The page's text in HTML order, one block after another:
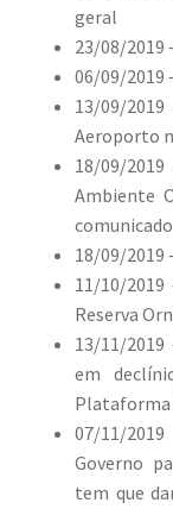
geral
23/08/2019
06/09/2019
13/09/
Aeroporto
18/09/
Ambiente
18/09/2019
11/10/
Reserva
13/11/
em
Plataforma
07/11/
Governo
tem que